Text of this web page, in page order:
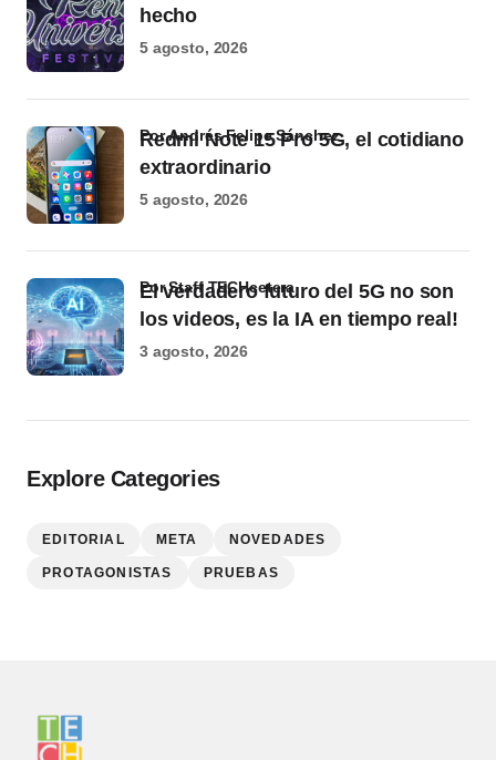
hecho
5 agosto, 2026
Redmi Note 15 Pro 5G, el cotidiano
extraordinario
por Andrés Felipe Sánchez
5 agosto, 2026
El verdadero futuro del 5G no son
los videos, es la IA en tiempo real!
por Staff TECHcetera
3 agosto, 2026
Explore Categories
EDITORIAL META NOVEDADES
PROTAGONISTAS PRUEBAS